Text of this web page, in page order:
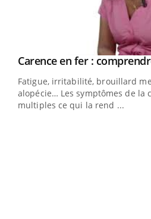
Youtube
Carence en fer :
Fatigue, irritabilité, brouillard
alopécie… Les symptômes de la
multiples ce qui la rend ...